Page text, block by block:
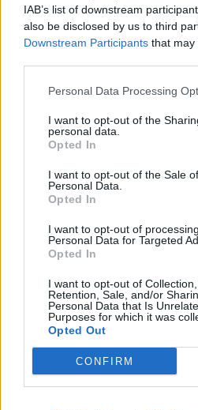
IAB’s list of downstream
also be disclosed by us to third
Downstream Participants that may
Personal Data Processing
I want to opt-out of the
personal data.
Opted In
I want to opt-out of the Sale
Personal Data.
Opted In
I want to opt-out of
Personal Data for Targeted
Opted In
I want to opt-out of Collection,
Retention, Sale, and/or
Personal Data that Is
Purposes for which it was
Opted Out
CONFIRM
Pest megye
Fából épül
HIRDETÉS
HIRDETÉS
HIRDETÉS
LEGOLVASOTTABB
Tizenöt hegedűkészítő-mester
be munkáját Budán